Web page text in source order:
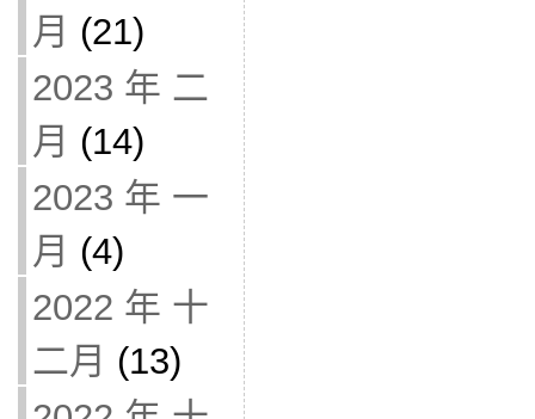
月 (21)
2023 年 二
月 (14)
2023 年 一
月 (4)
2022 年 十
二月 (13)